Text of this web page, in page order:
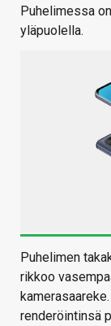
Puhelimessa
yläpuolella.
Puhelimen
rikkoo
renderöintinsä